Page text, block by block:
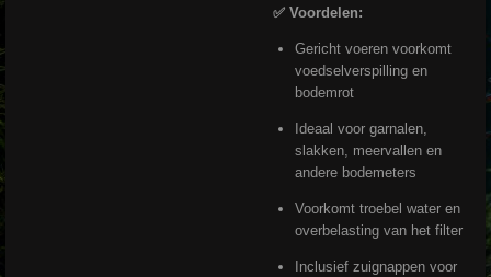
✅ Voordelen:
Gericht voeren voorkomt
voedselverspilling en
bodemrot
Ideaal voor garnalen,
slakken, meervallen en
andere bodemeters
Voorkomt troebel water en
overbelasting van het filter
Inclusief zuignappen voor